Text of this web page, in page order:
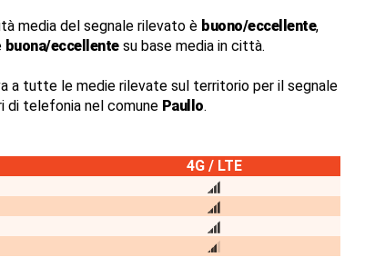
media del segnale rilevato è buono/eccellente,
buona/eccellentesu base media in città.
a tutte le medie rilevate sul territorio per il segnale
di telefonia nel comune Paullo.
4G / LTE